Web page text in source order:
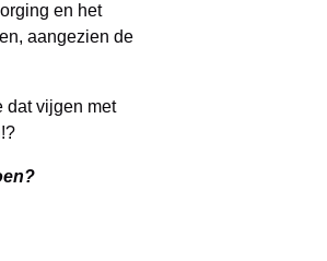
en het
aangezien de
dat vijgen met